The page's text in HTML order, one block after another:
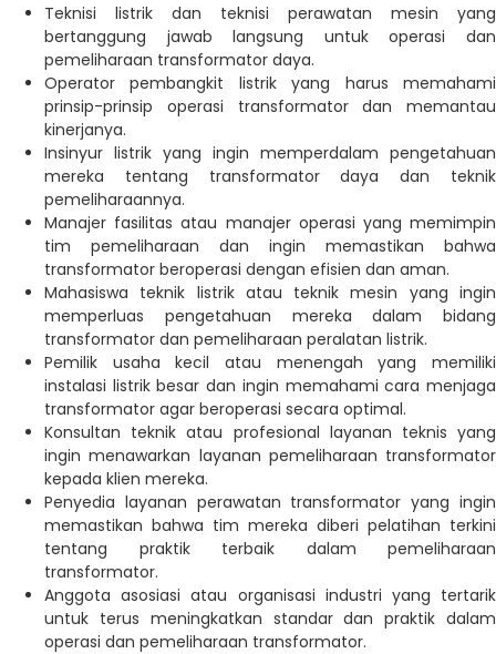
Teknisi listrik dan teknisi perawatan mesin yang
bertanggung jawab langsung untuk operasi dan
pemeliharaan transformator daya.
Operator pembangkit listrik yang harus memahami
prinsip-prinsip operasi transformator dan memantau
kinerjanya.
Insinyur listrik yang ingin memperdalam pengetahuan
mereka tentang transformator daya dan teknik
pemeliharaannya.
Manajer fasilitas atau manajer operasi yang memimpin
tim pemeliharaan dan ingin memastikan bahwa
transformator beroperasi dengan efisien dan aman.
Mahasiswa teknik listrik atau teknik mesin yang ingin
memperluas pengetahuan mereka dalam bidang
transformator dan pemeliharaan peralatan listrik.
Pemilik usaha kecil atau menengah yang memiliki
instalasi listrik besar dan ingin memahami cara menjaga
transformator agar beroperasi secara optimal.
Konsultan teknik atau profesional layanan teknis yang
ingin menawarkan layanan pemeliharaan transformator
kepada klien mereka.
Penyedia layanan perawatan transformator yang ingin
memastikan bahwa tim mereka diberi pelatihan terkini
tentang praktik terbaik dalam pemeliharaan
transformator.
Anggota asosiasi atau organisasi industri yang tertarik
untuk terus meningkatkan standar dan praktik dalam
operasi dan pemeliharaan transformator.